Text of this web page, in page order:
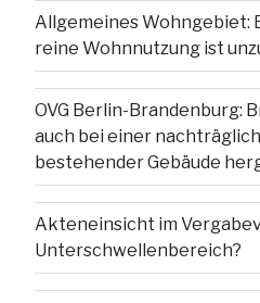
Allgemeines Wohngebiet:
reine Wohnnutzung ist
OVG Berlin-Brandenburg:
auch bei einer
bestehender Gebäude
Akteneinsicht im
Unterschwellenbereich?